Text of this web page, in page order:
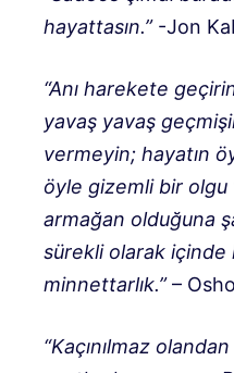
hayattasın.”-Jon
“Anı harekete
yavaş yavaş
vermeyin; hayatın
öyle gizemli bir
armağan olduğuna
sürekli olarak içinde
minnettarlık.”– Osho
“Kaçınılmaz